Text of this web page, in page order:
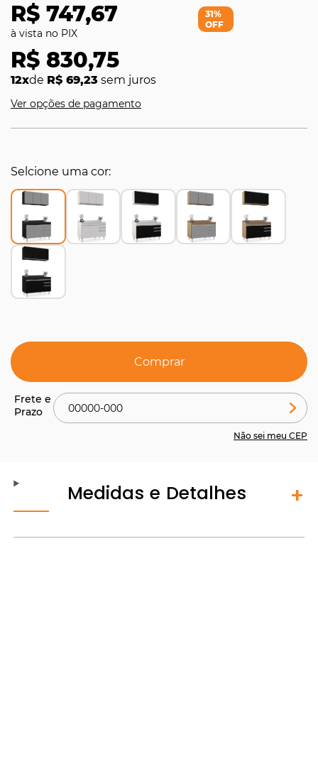
R$ 747,67
R$ 830,75
12xde R$ 69,23 sem juros
31%
OFF
Ver opções de pagamento
Selcione uma cor
Comprar
Não sei meu CEP
Medidas e Detalhes